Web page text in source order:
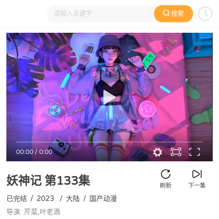
搜索
大家在看 日本动漫 国产动漫 欧美动漫 动漫电影
00:00/0:00
妖神记 第133集 下一集
刷新
已完结 / 2023 / 大陆 / 国产动漫
导演: 芹菜,叶老酒